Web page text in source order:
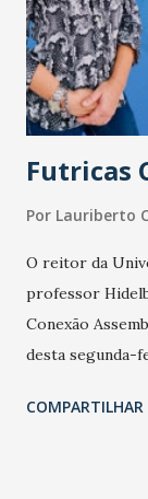
Universidade
Afro-Brasileira
Graduação em
Fórum de Ações
Étnico-Raciais
Futricas
Por Lauriberto
O reitor da
professor
Conexão
desta segunda-
Ceará (ALCE),
COMPARTILHAR